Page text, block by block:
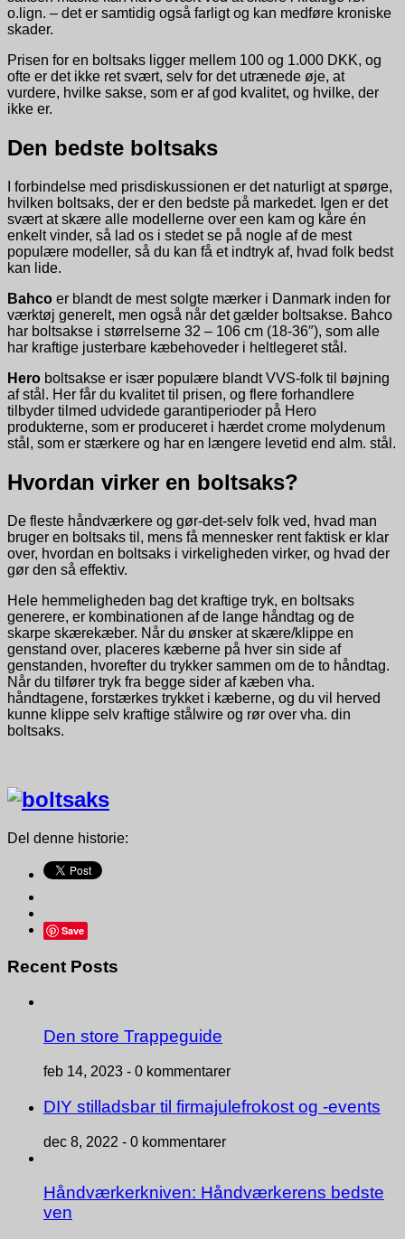
o.lign. – det er samtidig også farligt og kan medføre kroniske
skader.
Prisen for en boltsaks ligger mellem 100 og 1.000 DKK, og
ofte er det ikke ret svært, selv for det utrænede øje, at
vurdere, hvilke sakse, som er af god kvalitet, og hvilke, der
ikke er.
Den bedste boltsaks
I forbindelse med prisdiskussionen er det naturligt at spørge,
hvilken boltsaks, der er den bedste på markedet. Igen er det
svært at skære alle modellerne over een kam og kåre én
enkelt vinder, så lad os i stedet se på nogle af de mest
populære modeller, så du kan få et indtryk af, hvad folk bedst
kan lide.
Bahco er blandt de mest solgte mærker i Danmark inden for
værktøj generelt, men også når det gælder boltsakse. Bahco
har boltsakse i størrelserne 32 – 106 cm (18-36″), som alle
har kraftige justerbare kæbehoveder i heltlegeret stål.
Hero boltsakse er især populære blandt VVS-folk til bøjning
af stål. Her får du kvalitet til prisen, og flere forhandlere
tilbyder tilmed udvidede garantiperioder på Hero
produkterne, som er produceret i hærdet crome molydenum
stål, som er stærkere og har en længere levetid end alm. stål.
Hvordan virker en boltsaks?
De fleste håndværkere og gør-det-selv folk ved, hvad man
bruger en boltsaks til, mens få mennesker rent faktisk er klar
over, hvordan en boltsaks i virkeligheden virker, og hvad der
gør den så effektiv.
Hele hemmeligheden bag det kraftige tryk, en boltsaks
generere, er kombinationen af de lange håndtag og de
skarpe skærekæber. Når du ønsker at skære/klippe en
genstand over, placeres kæberne på hver sin side af
genstanden, hvorefter du trykker sammen om de to håndtag.
Når du tilfører tryk fra begge sider af kæben vha.
håndtagene, forstærkes trykket i kæberne, og du vil herved
kunne klippe selv kraftige stålwire og rør over vha. din
boltsaks.
Del denne historie:
Save
Recent Posts
Den store Trappeguide
feb 14, 2023 - 0 kommentarer
DIY stilladsbar til firmajulefrokost og -events
dec 8, 2022 - 0 kommentarer
Håndværkerkniven: Håndværkerens bedste
ven